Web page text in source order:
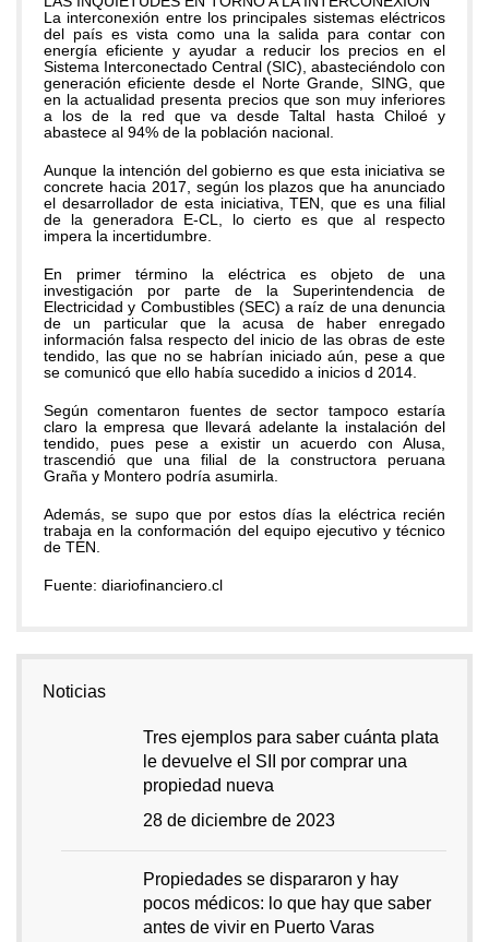
La interconexión entre los principales sistemas eléctricos
del país es vista como una la salida para contar con
energía eficiente y ayudar a reducir los precios en el
Sistema Interconectado Central (SIC), abasteciéndolo con
generación eficiente desde el Norte Grande, SING, que
en la actualidad presenta precios que son muy inferiores
a los de la red que va desde Taltal hasta Chiloé y
abastece al 94% de la población nacional.
Aunque la intención del gobierno es que esta iniciativa se
concrete hacia 2017, según los plazos que ha anunciado
el desarrollador de esta iniciativa, TEN, que es una filial
de la generadora E-CL, lo cierto es que al respecto
impera la incertidumbre.
En primer término la eléctrica es objeto de una
investigación por parte de la Superintendencia de
Electricidad y Combustibles (SEC) a raíz de una denuncia
de un particular que la acusa de haber enregado
información falsa respecto del inicio de las obras de este
tendido, las que no se habrían iniciado aún, pese a que
se comunicó que ello había sucedido a inicios d 2014.
Según comentaron fuentes de sector tampoco estaría
claro la empresa que llevará adelante la instalación del
tendido, pues pese a existir un acuerdo con Alusa,
trascendió que una filial de la constructora peruana
Graña y Montero podría asumirla.
Además, se supo que por estos días la eléctrica recién
trabaja en la conformación del equipo ejecutivo y técnico
de TEN.
Fuente: diariofinanciero.cl
Noticias
Tres ejemplos para saber cuánta plata
le devuelve el SII por comprar una
propiedad nueva
28 de diciembre de 2023
Propiedades se dispararon y hay
pocos médicos: lo que hay que saber
antes de vivir en Puerto Varas